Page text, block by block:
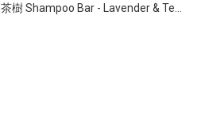
茶樹 Shampoo Bar - Lavender & Tea